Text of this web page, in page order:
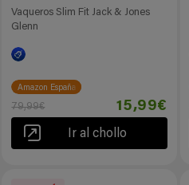
Vaqueros Slim Fit Jack & Jones
Glenn
Amazon España
79,99€ 15,99€
Ir al chollo